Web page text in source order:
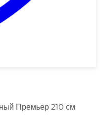
Премьер 210 см